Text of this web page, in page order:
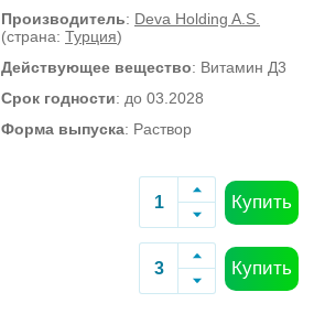
Производитель: Deva Holding A.S.
(страна: Турция)
Действующее вещество: Витамин Д3
Срок годности: до 03.2028
Форма выпуска: Раствор
Купить
Купить